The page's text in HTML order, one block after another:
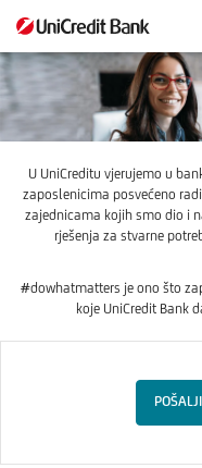
Pridružite
nam
se
U UniCreditu vjerujemo u
zaposlenicima posvećeno
zajednicama kojih smo dio i
rješenja za stvarne
#dowhatmatters je ono što
koje UniCredit Bank